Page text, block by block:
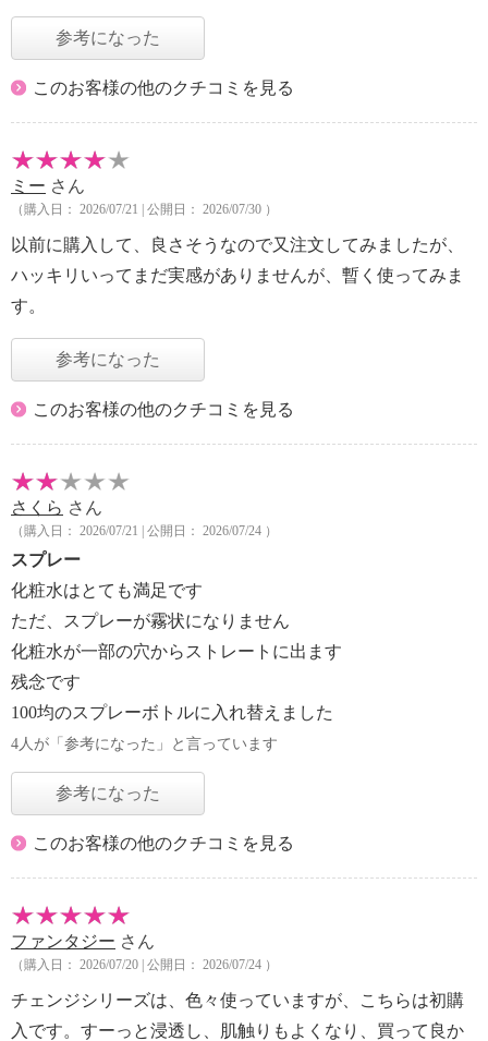
参考になった
このお客様の他のクチコミを見る
ミー さん
（購入日： 2026/07/21 | 公開日： 2026/07/30 ）
以前に購入して、良さそうなので又注文してみましたが、
ハッキリいってまだ実感がありませんが、暫く使ってみま
す。
参考になった
このお客様の他のクチコミを見る
さくら さん
（購入日： 2026/07/21 | 公開日： 2026/07/24 ）
スプレー
化粧水はとても満足です
ただ、スプレーが霧状になりません
化粧水が一部の穴からストレートに出ます
残念です
100均のスプレーボトルに入れ替えました
4人が「参考になった」と言っています
参考になった
このお客様の他のクチコミを見る
ファンタジー さん
（購入日： 2026/07/20 | 公開日： 2026/07/24 ）
チェンジシリーズは、色々使っていますが、こちらは初購
入です。すーっと浸透し、肌触りもよくなり、買って良か